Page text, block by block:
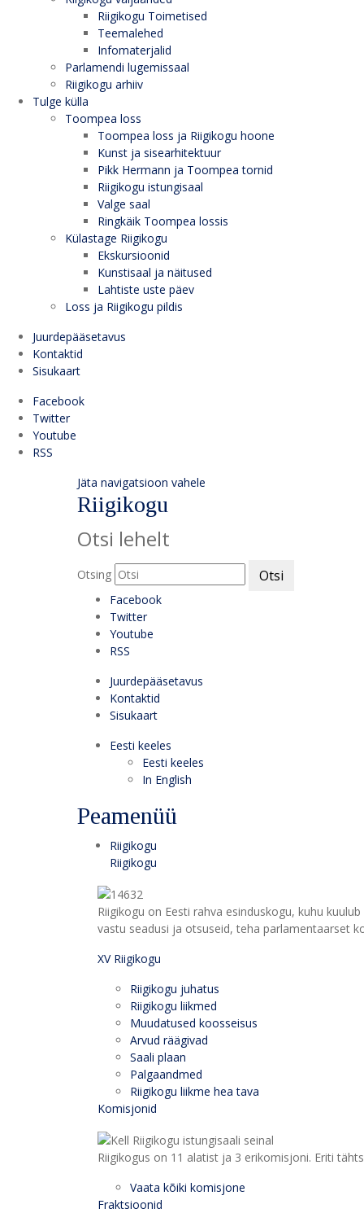
Riigikogu Toimetised
Teemalehed
Infomaterjalid
Parlamendi lugemissaal
Riigikogu arhiiv
Tulge külla
Toompea loss
Toompea loss ja Riigikogu hoone
Kunst ja sisearhitektuur
Pikk Hermann ja Toompea tornid
Riigikogu istungisaal
Valge saal
Ringkäik Toompea lossis
Külastage Riigikogu
Ekskursioonid
Kunstisaal ja näitused
Lahtiste uste päev
Loss ja Riigikogu pildis
Juurdepääsetavus
Kontaktid
Sisukaart
Facebook
Twitter
Youtube
RSS
Jäta navigatsioon vahele
Riigikogu
Otsi lehelt
Otsing Otsi
Facebook
Twitter
Youtube
RSS
Juurdepääsetavus
Kontaktid
Sisukaart
Eesti keeles
Eesti keeles
In English
Peamenüü
Riigikogu
Riigikogu
Riigikogu on Eesti rahva esinduskogu, kuhu
vastu seadusi ja otsuseid, teha parlamentaarset
XV Riigikogu
Riigikogu juhatus
Riigikogu liikmed
Muudatused koosseisus
Arvud räägivad
Saali plaan
Palgaandmed
Riigikogu liikme hea tava
Komisjonid
Riigikogus on 11 alatist ja 3 erikomisjoni. Eriti
Vaata kõiki komisjone
Fraktsioonid